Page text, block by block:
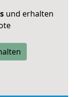
und erhalten